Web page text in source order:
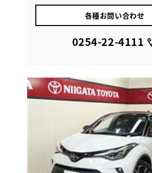
各種お問い合わせ
0254-22-4111